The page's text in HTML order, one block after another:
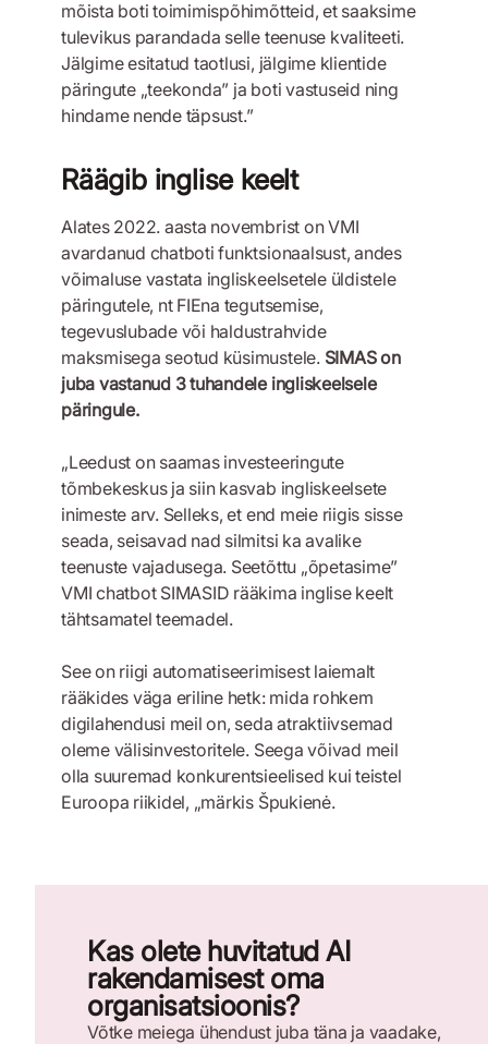
mõista boti toimimispõhimõtteid, et saaksime
tulevikus parandada selle teenuse kvaliteeti.
Jälgime esitatud taotlusi, jälgime klientide
päringute „teekonda” ja boti vastuseid ning
hindame nende täpsust.”
Räägib inglise keelt
Alates 2022. aasta novembrist on VMI
avardanud chatboti funktsionaalsust, andes
võimaluse vastata ingliskeelsetele üldistele
päringutele, nt FIEna tegutsemise,
tegevuslubade või haldustrahvide
maksmisega seotud küsimustele. SIMAS on
juba vastanud 3 tuhandele ingliskeelsele
päringule.
„Leedust on saamas investeeringute
tõmbekeskus ja siin kasvab ingliskeelsete
inimeste arv. Selleks, et end meie riigis sisse
seada, seisavad nad silmitsi ka avalike
teenuste vajadusega. Seetõttu „õpetasime”
VMI chatbot SIMASID rääkima inglise keelt
tähtsamatel teemadel.
See on riigi automatiseerimisest laiemalt
rääkides väga eriline hetk: mida rohkem
digilahendusi meil on, seda atraktiivsemad
oleme välisinvestoritele. Seega võivad meil
olla suuremad konkurentsieelised kui teistel
Euroopa riikidel, „märkis Špukienė.
Kas olete huvitatud AI
rakendamisest oma
organisatsioonis?
Võtke meiega ühendust juba täna ja vaadake,